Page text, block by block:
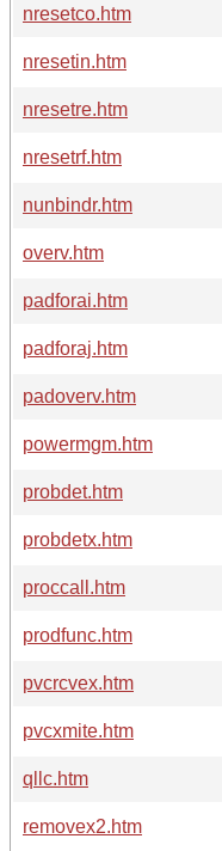
nresetco.htm
nresetin.htm
nresetre.htm
nresetrf.htm
nunbindr.htm
overv.htm
padforai.htm
padforaj.htm
padoverv.htm
powermgm.htm
probdet.htm
probdetx.htm
proccall.htm
prodfunc.htm
pvcrcvex.htm
pvcxmite.htm
qllc.htm
removex2.htm